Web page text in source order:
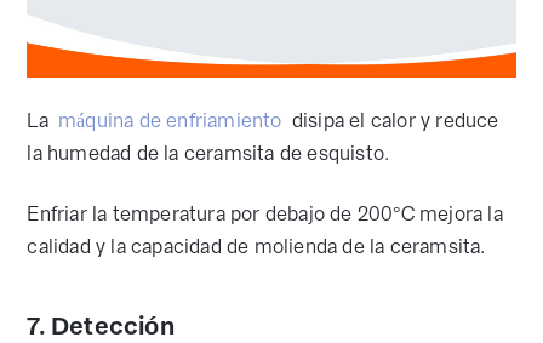
La máquina de enfriamiento disipa el calor y reduce
la humedad de la ceramsita de esquisto.
Enfriar la temperatura por debajo de 200°C mejora la
calidad y la capacidad de molienda de la ceramsita.
7. Detección